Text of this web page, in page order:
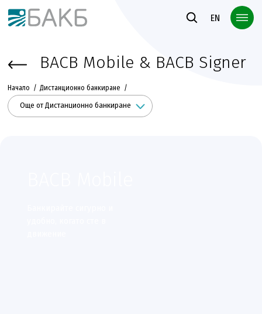
Към основното съдържание
EN
BACB Mobile & BACB Signer
Начало Дистанционно банкиране
Още от Дистанционно банкиране